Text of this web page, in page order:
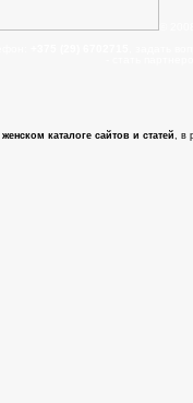
женском каталоге сайтов и статей, в